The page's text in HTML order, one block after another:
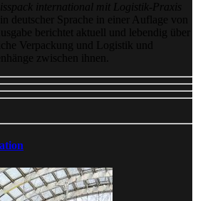
international mit Logistik-Praxis
deutscher Sprache in einer Auflage von
berichtet aktuell und lebendig über
Verpackung und Logistik und
zwischen ihnen.